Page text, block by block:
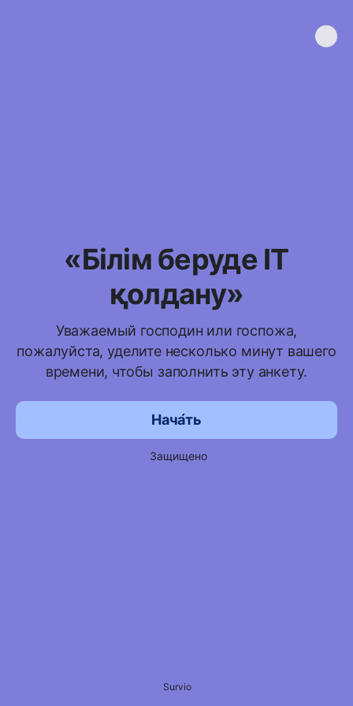
«Білім беруде IT
қолдану»
Уважаемый господин или госпожа,
пожалуйста, уделите несколько минут вашего
времени, чтобы заполнить эту анкету.
Нача́ть
Защищено
Survio